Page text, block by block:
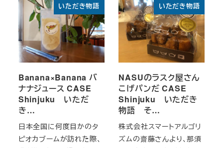
いただき物語
Banana×Banana バ
ナナジュース CASE
Shinjuku いただ
き…
日本全国に何度目かのタ
ピオカブームが訪れた際、
いただき物語
NASUのラスク屋さん
こげパンだ CASE
Shinjuku いただき
物語 そ…
株式会社スマートアルゴリ
ズムの齋藤さんより、那須